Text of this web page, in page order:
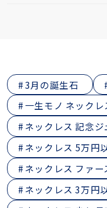
3月の誕生石
一生モノ ネックレ
ネックレス 記念ジ
ネックレス 5万円
ネックレス ファ
ネックレス 3万円